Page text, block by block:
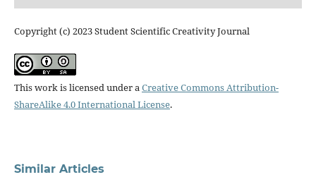
Copyright (c) 2023 Student Scientific Creativity Journal
This work is licensed under aCreative Commons Attribution-
ShareAlike 4.0 International License.
Similar Articles